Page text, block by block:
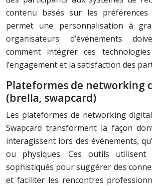
contenu basés sur les préférences
permet une personnalisation à
organisateurs d’événements
comment intégrer ces
l’engagement et la satisfaction des
Plateformes de networking
(brella, swapcard)
Les plateformes de networking
Swapcard transforment la façon
interagissent lors des événements,
ou physiques. Ces outils utilisent
sophistiqués pour suggérer des
et faciliter les rencontres